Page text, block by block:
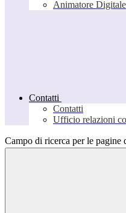
Animatore
Contatti
Contatti
Ufficio relazioni
Campo di ricerca per le pagine